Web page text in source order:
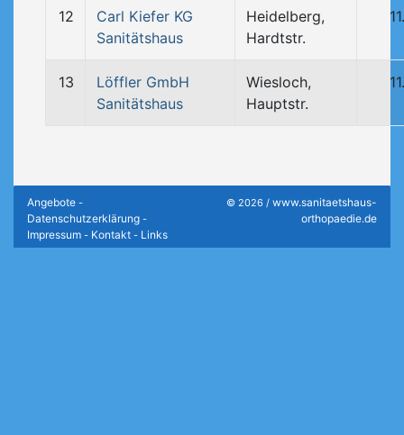
12
Carl Kiefer KG
Sanitätshaus
Heidelberg,
Hardtstr.
13
Löffler GmbH
Sanitätshaus
Wiesloch,
Hauptstr.
Angebote -
Datenschutzerklärung -
Impressum - Kontakt - Links
© 2026 / www.sanitaetshaus-
orthopaedie.de